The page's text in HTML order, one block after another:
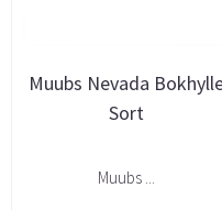
Muubs Nevada
Sort
Muubs ...